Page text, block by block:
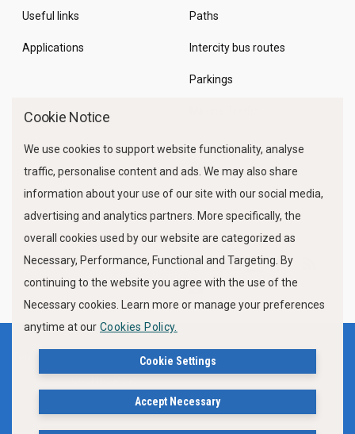
Useful links
Applications
Paths
Intercity bus routes
Parkings
FOLLOW US
Privacy Policy
Δήλωση Προσβασιμότητας Ιστότοπου Δήμου Βόλου
Cookie Notice
We use cookies to support website functionality, analyse
traffic, personalise content and ads. We may also share
information about your use of our site with our social media,
advertising and analytics partners. More specifically, the
overall cookies used by our website are categorized as
Necessary, Performance, Functional and Targeting. By
continuing to the website you agree with the use of the
Necessary cookies. Learn more or manage your preferences
anytime at our Cookies Policy.
Cookie Settings
Accept Necessary